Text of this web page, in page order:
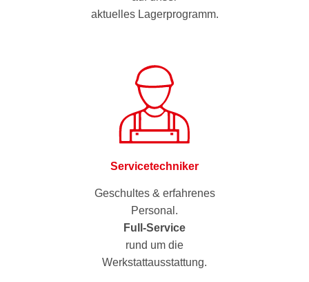
aktuelles Lagerprogramm.
Servicetechniker
Geschultes & erfahrenes
Personal.
Full-Service
rund um die
Werkstattausstattung.